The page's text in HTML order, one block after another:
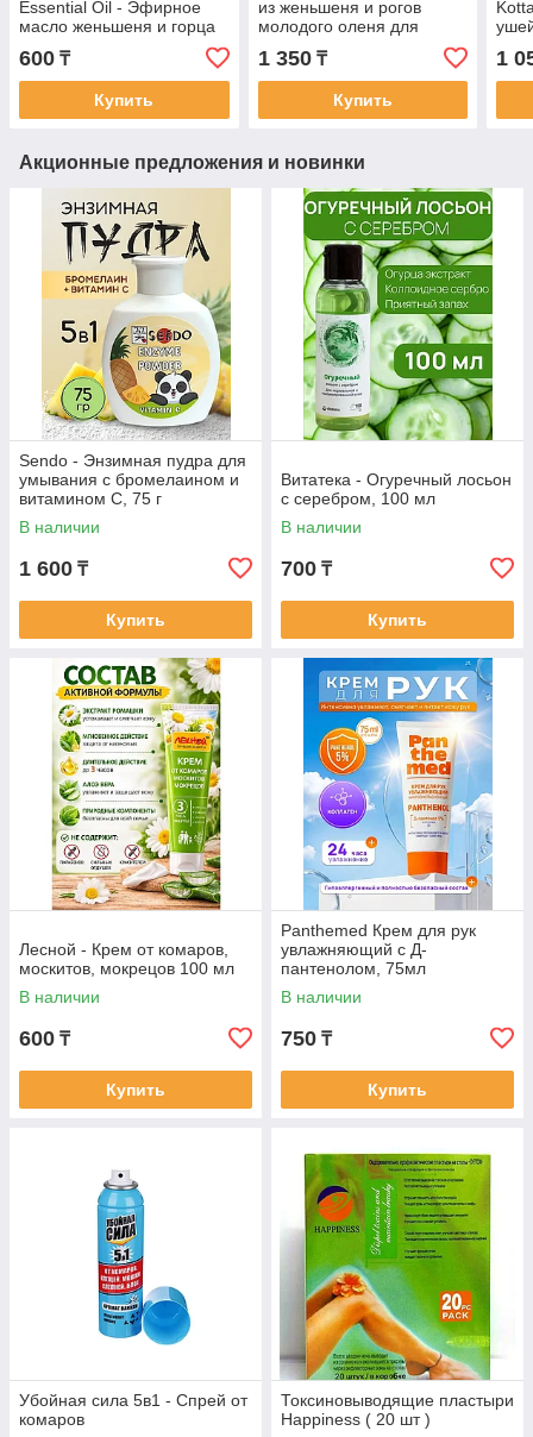
Essential Oil - Эфирное
масло женьшеня и горца
многоцветкового
питающие волосы 60 мл
600 ₸
Купить
из женьшеня и рогов
молодого оленя для
укрепления почек,
мужской возбудитель 10
капсул
1 350₸
Купить
1
Акционные предложения и новинки
Sendo - Энзимная пудра для
умывания с бромелаином и
витамином С, 75 г
В наличии
1 600 ₸
Купить
Витатека - Огуречный лосьон
с серебром, 100 мл
В наличии
700 ₸
Купить
Лесной - Крем от комаров,
москитов, мокрецов 100 мл
В наличии
600 ₸
Купить
Panthemed Крем для рук
увлажняющий с Д-
пантенолом, 75мл
В наличии
750 ₸
Купить
Убойная сила 5в1 - Спрей от
комаров
Токсиновыводящие пластыри
Happiness ( 20 шт )